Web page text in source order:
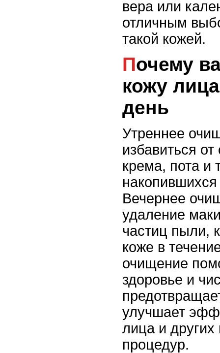
вера или
отличным
такой кожей.
Почему важно очищать
кожу
день
Утреннее
избавиться
крема, пота и
Вечернее
удаление
частиц пыли,
коже в
очищение
здоровье и
улучшает
лица и других
процедур.